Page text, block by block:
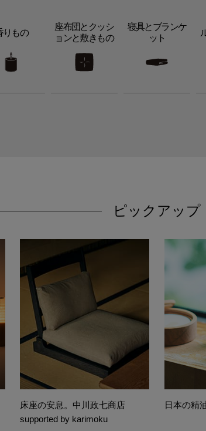
りもの
座布団とクッシ
ョンと敷きもの
寝具とブランケ
ット
ピックアップ
床座の安息。中川政七商店
supported by karimoku
日本の精